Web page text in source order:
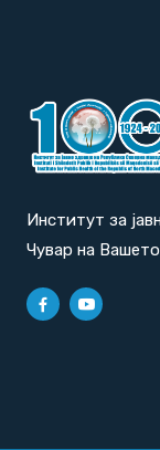
Институт за
Чувар на Вашето